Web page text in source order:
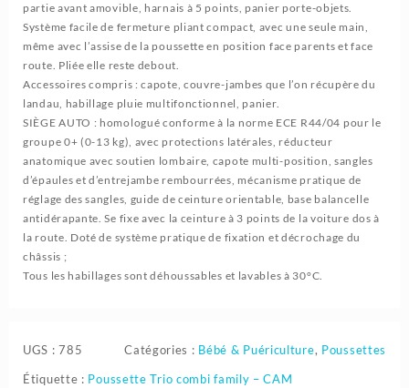
partie avant amovible, harnais à 5 points, panier porte-objets.
Système facile de fermeture pliant compact, avec une seule main,
même avec l’assise de la poussette en position face parents et face
route. Pliée elle reste debout.
Accessoires compris : capote, couvre-jambes que l’on récupère du
landau, habillage pluie multifonctionnel, panier.
SIÈGE AUTO : homologué conforme à la norme ECE R44/04 pour le
groupe 0+ (0-13 kg), avec protections latérales, réducteur
anatomique avec soutien lombaire, capote multi-position, sangles
d’épaules et d’entrejambe rembourrées, mécanisme pratique de
réglage des sangles, guide de ceinture orientable, base balancelle
antidérapante. Se fixe avec la ceinture à 3 points de la voiture dos à
la route. Doté de système pratique de fixation et décrochage du
châssis ;
Tous les habillages sont déhoussables et lavables à 30°C.
UGS :785 Catégories : Bébé & Puériculture, Poussettes
Étiquette : Poussette Trio combi family – CAM